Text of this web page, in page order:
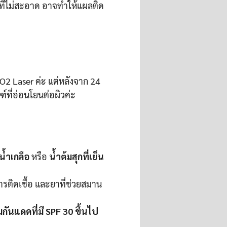
ไม่สะอาด อาจทำให้แผลติด
Laser ค่ะ แต่หลังจาก 24
ที่อ่อนโยนต่อผิวค่ะ
ำเกลือหรือ น้ำต้มสุกที่เย็น
ติดเชื้อ และยาที่ช่วยสมาน
นแดดที่มี SPF 30 ขึ้นไป